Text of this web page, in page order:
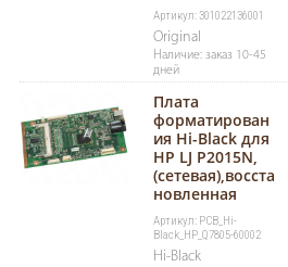
Артикул: 301022136001
Original
Наличие: заказ 10-45
дней
Плата
форматирован
ия Hi-Black для
HP LJ P2015N,
(сетевая),восста
новленная
Артикул: PCB_Hi-
Black_HP_Q7805-60002
Hi-Black